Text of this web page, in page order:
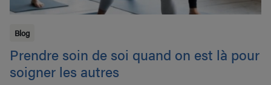
Blog
Prendre soin de soi quand on est là pour
soigner les autres